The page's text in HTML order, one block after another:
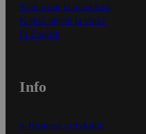
Näin tilaat ja muokkaat
Kaikki ohjeet ja vinkit
In English
Info
S-Business yrityksille